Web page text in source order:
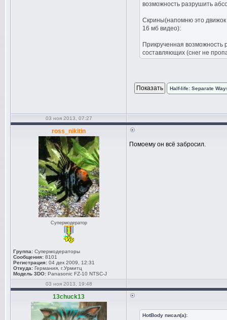
возможность разрушить
Скрины(напомню это движок
16 мб видео):
Прикрученная возможность
составляющих (снег не
Half-life: Separate
03 ноя 2013, 07:27
ross_nikitin
Супермодератор
Группа: Супермодераторы
Сообщения: 8101
Регистрация: 04 дек 2009, 12:31
Откуда: Германия, г.Урмитц
Модель 3DO: Panasonic FZ-10 NTSC-J
Помоему он всё забросил.
03 ноя 2013, 19:48
13chuck13
HotBody писал(а):